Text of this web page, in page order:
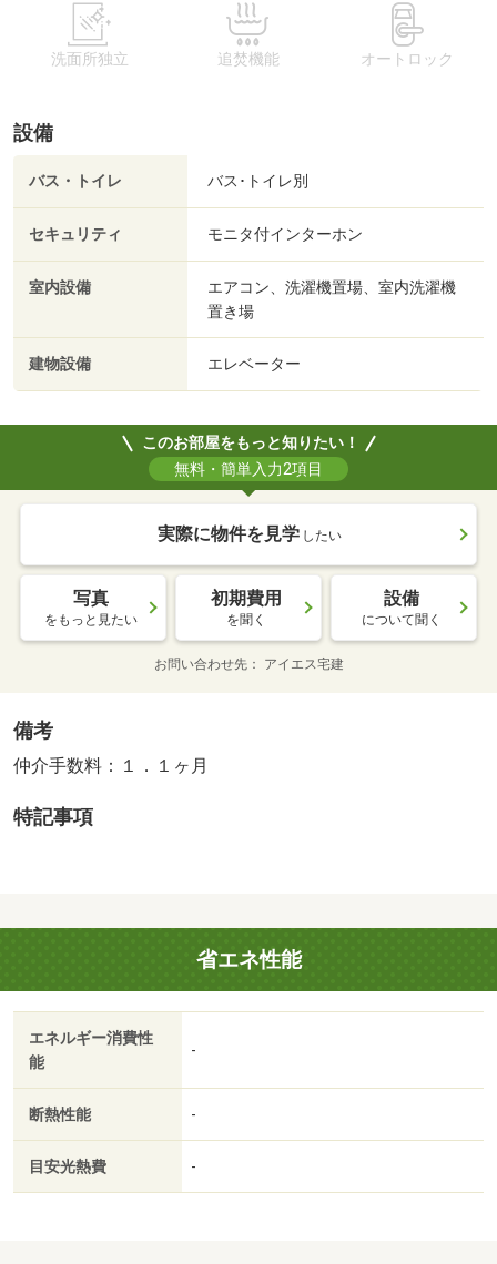
洗面所独立 追焚機能 オートロック
設備
バス・トイレ バス･トイレ別
セキュリティ モニタ付インターホン
室内設備
エアコン、洗濯機置場、室内洗濯機
置き場
建物設備 エレベーター
このお部屋をもっと知りたい！
無料・簡単入力2項目
実際に物件を見学 したい
写真
をもっと見たい
初期費用
を聞く
設備
について聞く
お問い合わせ先 アイエス宅建
備考
仲介手数料：１．１ヶ月
特記事項
省エネ性能
エネルギー消費性
能
-
断熱性能 -
目安光熱費 -